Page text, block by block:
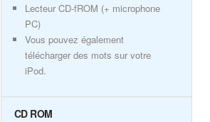
Lecteur CD-fROM (+ microphone
PC)
Vous pouvez également
télécharger des mots sur votre
iPod.
CD ROM